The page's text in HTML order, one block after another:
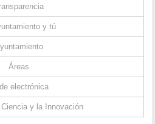
y tú
Áreas
electrónica
y la Innovación